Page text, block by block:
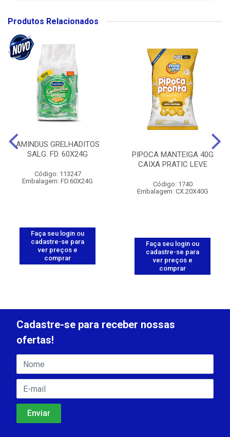
Produtos Relacionados
AMINDUS GRELHADITOS
SALG. FD. 60X24G
Código: 113247
Embalagem: FD.60X24G
Faça seu login ou
cadastre-se para
ver preços e
comprar
PIPOCA MANTEIGA 40G
CAIXA PRATIC LEVE
Código: 1740
Embalagem: CX.20X40G
Faça seu login ou
cadastre-se para
ver preços e
comprar
Cadastre-se para receber nossas
ofertas!